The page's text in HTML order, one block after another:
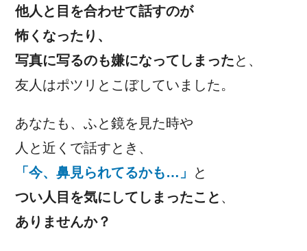
他人と目を合わせて話すのが
怖くなったり、
写真に写るのも嫌になってしまったと、
友人はポツリとこぼしていました。
あなたも、ふと鏡を見た時や
人と近くで話すとき、
「今、鼻見られてるかも…」
と
つい人目を気にしてしまったこと 、
ありませんか？